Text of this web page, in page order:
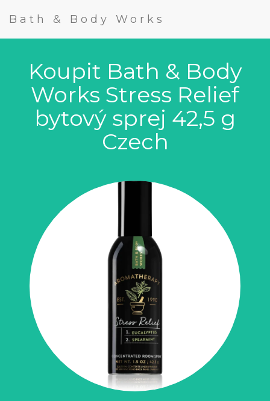
Bath & Body Works
Koupit Bath & Body
Works Stress Relief
bytový sprej 42,5 g
Czech